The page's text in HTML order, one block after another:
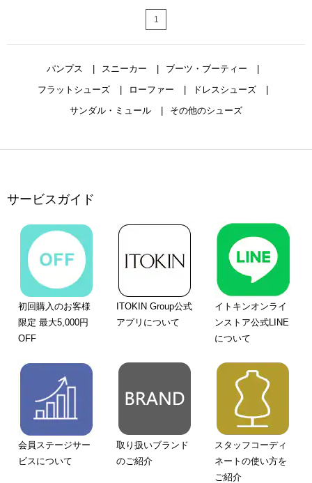
1
パンプス スニーカー
ブーツ・ブーティー
フラットシューズ
ローファー
ドレスシューズ
サンダル・ミュール
その他のシューズ
サービスガイド
初回購入のお客様
限定 最大5,000円
OFF
ITOKIN Group公式
アプリについて
イトキンオンライ
ンストア公式LINE
について
会員ステージサー
ビスについて
取り扱いブランド
のご紹介
スタッフコーディ
ネートの使い方を
ご紹介